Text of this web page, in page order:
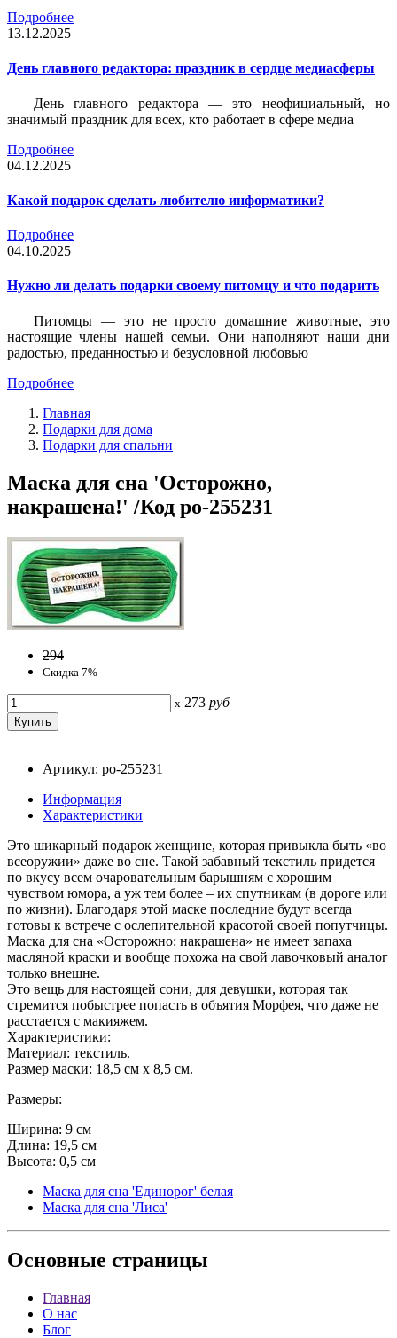
Подробнее
13.12.2025
День главного редактора: праздник в сердце медиасферы
День главного редактора — это неофициальный, но
значимый праздник для всех, кто работает в сфере медиа
Подробнее
04.12.2025
Какой подарок сделать любителю информатики?
Подробнее
04.10.2025
Нужно ли делать подарки своему питомцу и что подарить
Питомцы — это не просто домашние животные, это
настоящие члены нашей семьи. Они наполняют наши дни
радостью, преданностью и безусловной любовью
Подробнее
Главная
Подарки для дома
Подарки для спальни
Маска для сна 'Осторожно,
накрашена!' /Код po-255231
294
Скидка 7%
x 273 руб
Артикул: po-255231
Информация
Характеристики
Это шикарный подарок женщине, которая привыкла быть «во
всеоружии» даже во сне. Такой забавный текстиль придется
по вкусу всем очаровательным барышням с хорошим
чувством юмора, а уж тем более – их спутникам (в дороге или
по жизни). Благодаря этой маске последние будут всегда
готовы к встрече с ослепительной красотой своей попутчицы.
Маска для сна «Осторожно: накрашена» не имеет запаха
масляной краски и вообще похожа на свой лавочковый аналог
только внешне.
Это вещь для настоящей сони, для девушки, которая так
стремится побыстрее попасть в объятия Морфея, что даже не
расстается с макияжем.
Характеристики:
Материал: текстиль.
Размер маски: 18,5 см х 8,5 см.
Размеры:
Ширина: 9 см
Длина: 19,5 см
Высота: 0,5 см
Маска для сна 'Единорог' белая
Маска для сна 'Лиса'
Основные страницы
Главная
О нас
Блог